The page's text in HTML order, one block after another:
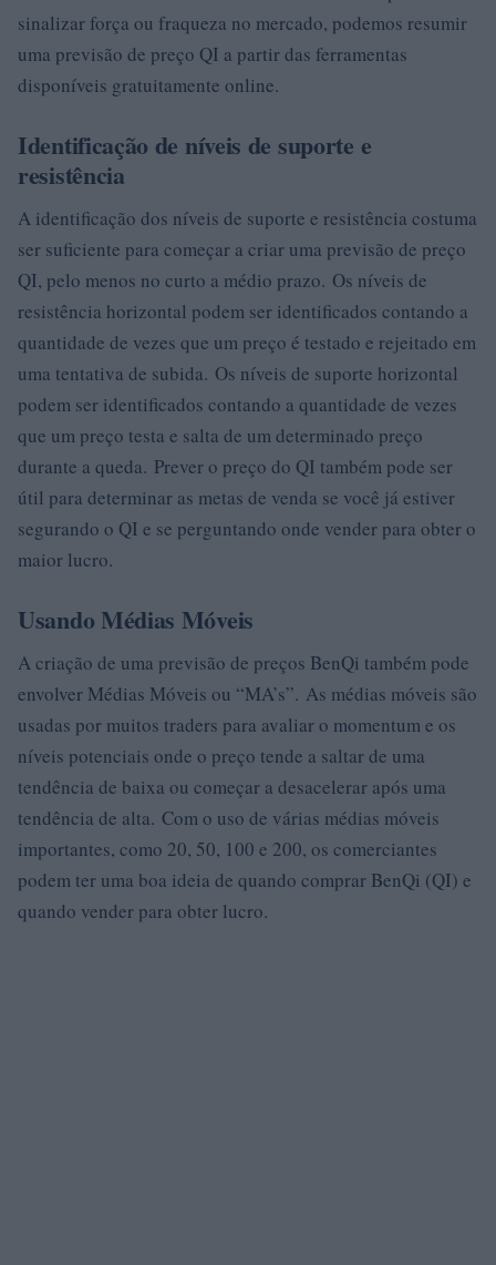
sinalizar força ou fraqueza no mercado, podemos resumir
uma previsão de preço QI a partir das ferramentas
disponíveis gratuitamente online.
Identificação de níveis de suporte e
resistência
A identificação dos níveis de suporte e resistência costuma
ser suficiente para começar a criar uma previsão de preço
QI, pelo menos no curto a médio prazo. Os níveis de
resistência horizontal podem ser identificados contando a
quantidade de vezes que um preço é testado e rejeitado em
uma tentativa de subida. Os níveis de suporte horizontal
podem ser identificados contando a quantidade de vezes
que um preço testa e salta de um determinado preço
durante a queda. Prever o preço do QI também pode ser
útil para determinar as metas de venda se você já estiver
segurando o QI e se perguntando onde vender para obter o
maior lucro.
Usando Médias Móveis
A criação de uma previsão de preços BenQi também pode
envolver Médias Móveis ou “MA’s”. As médias móveis são
usadas por muitos traders para avaliar o momentum e os
níveis potenciais onde o preço tende a saltar de uma
tendência de baixa ou começar a desacelerar após uma
tendência de alta. Com o uso de várias médias móveis
importantes, como 20, 50, 100 e 200, os comerciantes
podem ter uma boa ideia de quando comprar BenQi (QI) e
quando vender para obter lucro.